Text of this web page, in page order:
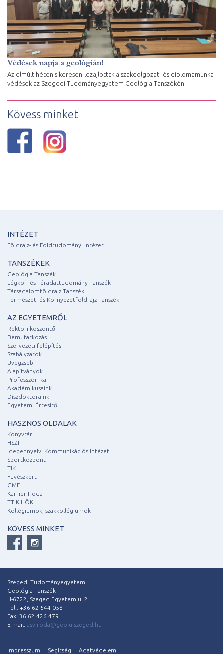
Védések napja a geológián!
Az elmúlt héten sikeresen lezajlottak a szakdolgozat- és diplomamunka-
védések az Szegedi Tudományegyetem Geológia Tanszékén.
Kövess minket
INTÉZET
Földrajz- és Földtudományi Intézet
TANSZÉKEK
Geológia Tanszék
Légkör- és Téradattudomány Tanszék
Társadalomföldrajz Tanszék
Természet- és Környezetföldrajz Tanszék
AZ EGYETEMRŐL
Rektori köszöntő
Bemutatkozás
Szervezeti felépítés
Szabályzatok
Üvegzseb
Alapítványok
Professzori kar
Akadémikusaink
Díszdoktoraink
Egyetemi Értesítő
HASZNOS OLDALAK
Könyvtár
HSZI
Idegennyelvi Kommunikációs Intézet
Sportközpont
TIK
Füvészkert
GMF
Karrier Iroda
TTIK HÖK
Kollégiumok, szakkollégiumok
KÖVESS MINKET
Szegedi Tudományegyetem
Geológia Tanszék
H-6722, Szeged Egyetem u. 2.
Tel.: +36 62 544 058
Fax: 36 62 426 479
E-mail: asviroda@geo.u-szeged.hu
Impresszum Segítség Adatvédelem